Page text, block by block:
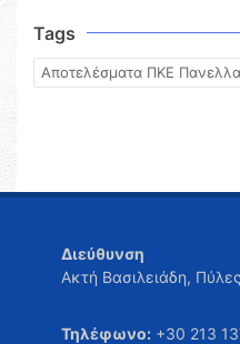
Tags
Αποτελέσματα ΠΚΕ
Διεύθυνση
Ακτή Βασιλειάδη,
Τηλέφωνο: +30 213